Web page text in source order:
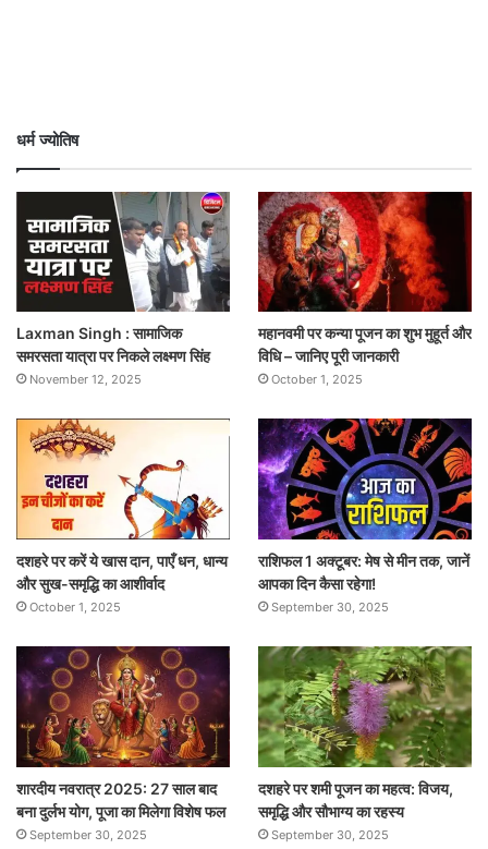
धर्म ज्योतिष
Laxman Singh : सामाजिक
समरसता यात्रा पर निकले लक्ष्मण सिंह
November 12, 2025
महानवमी पर कन्या पूजन का शुभ मुहूर्त और
विधि – जानिए पूरी जानकारी
October 1, 2025
दशहरे पर करें ये खास दान, पाएँ धन, धान्य
और सुख-समृद्धि का आशीर्वाद
October 1, 2025
राशिफल 1 अक्टूबर: मेष से मीन तक, जानें
आपका दिन कैसा रहेगा!
September 30, 2025
शारदीय नवरात्र 2025: 27 साल बाद
बना दुर्लभ योग, पूजा का मिलेगा विशेष फल
September 30, 2025
दशहरे पर शमी पूजन का महत्व: विजय,
समृद्धि और सौभाग्य का रहस्य
September 30, 2025